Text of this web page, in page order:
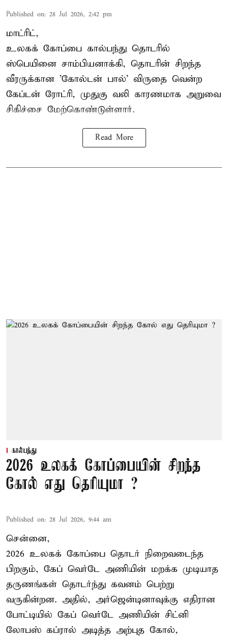
Published on: 28 Jul 2026, 2:42 pm
மாட்ரிட்,
உலகக் கோப்பை கால்பந்து தொடரில்
ஸ்பெயினை சாம்பியனாக்கி, தொடரின் சிறந்த
வீரருக்கான 'கோல்டன் பால்' விருதை வென்ற
கேப்டன் ரோட்ரி, முதுகு வலி காரணமாக அறுவை
சிகிச்சை மேற்கொண்டுள்ளார்.
Read More
கால்பந்து
2026 உலகக் கோப்பையின் சிறந்த
கோல் எது தெரியுமா ?
Published on: 28 Jul 2026, 9:44 am
சென்னை,
2026 உலகக் கோப்பை தொடர் நிறைவடைந்த
பிறகும், கேப் வெர்டே அணியின் மறக்க முடியாத
தருணங்கள் தொடர்ந்து கவனம் பெற்று
வருகின்றன. அதில், அர்ஜென்டினாவுக்கு எதிரான
போட்டியில் கேப் வெர்டே அணியின் சிட்னி
லோபஸ் கப்ரால் அடித்த அற்புத கோல்,